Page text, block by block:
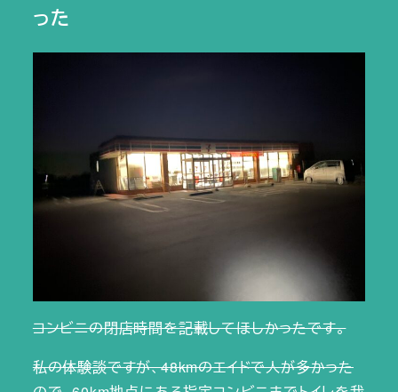
った
コンビニの閉店時間を記載してほしかったです。
私の体験談ですが、48kmのエイドで人が多かった